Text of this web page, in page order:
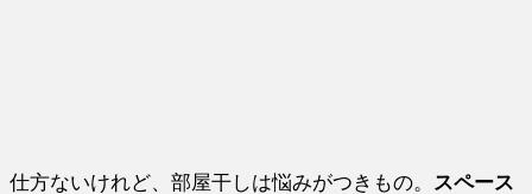
仕方ないけれど、部屋干しは悩みがつきもの。 スペース